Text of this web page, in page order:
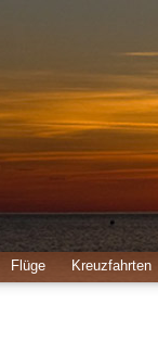
Flüge
Kreuzfahrten